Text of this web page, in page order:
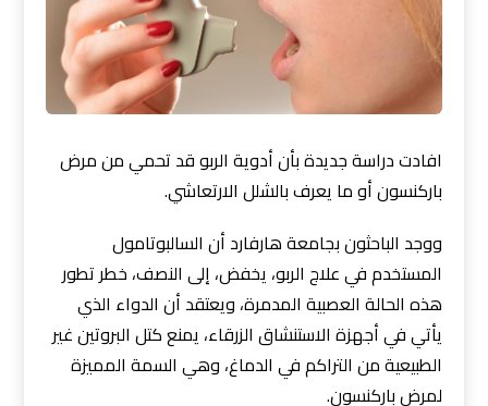
افادت دراسة جديدة بأن أدوية الربو قد تحمي من مرض
باركنسون أو ما يعرف بالشلل الارتعاشي.
ووجد الباحثون بجامعة هارفارد أن السالبوتامول
المستخدم في علاج الربو، يخفض، إلى النصف، خطر تطور
هذه الحالة العصبية المدمرة، ويعتقد أن الدواء الذي
يأتي في أجهزة الاستنشاق الزرقاء، يمنع كتل البروتين غير
الطبيعية من التراكم في الدماغ، وهي السمة المميزة
لمرض باركنسون.